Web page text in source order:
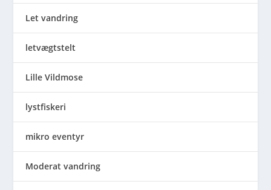
Let vandring
letvægtstelt
Lille Vildmose
lystfiskeri
mikro eventyr
Moderat vandring